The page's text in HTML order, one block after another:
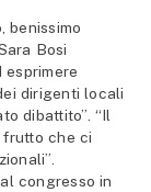
benissimo
Bosi
dirigenti locali
dibattito”. “Il
frutto che ci
congresso in